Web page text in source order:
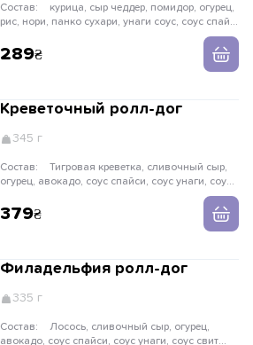
Состав:
рис, нори, панко сухари, унаги соус, соус спайс,
289
Креветочный ролл-дог
345 г
Состав:
огурец, авокадо, соус спайси, соус унаги, соус
панировка
379
Филадельфия ролл-дог
335 г
Состав:
авокадо, соус спайси, соус унаги, соус свит